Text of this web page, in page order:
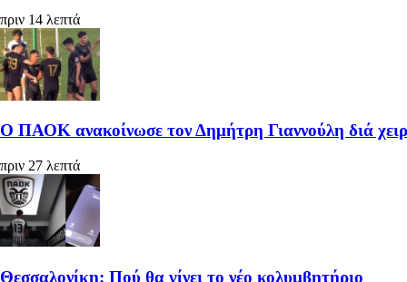
πριν 14 λεπτά
Ο ΠΑΟΚ ανακοίνωσε τον Δημήτρη Γιαννούλη διά
πριν 27 λεπτά
Θεσσαλονίκη: Πού θα γίνει το νέο κολυμβητήριο